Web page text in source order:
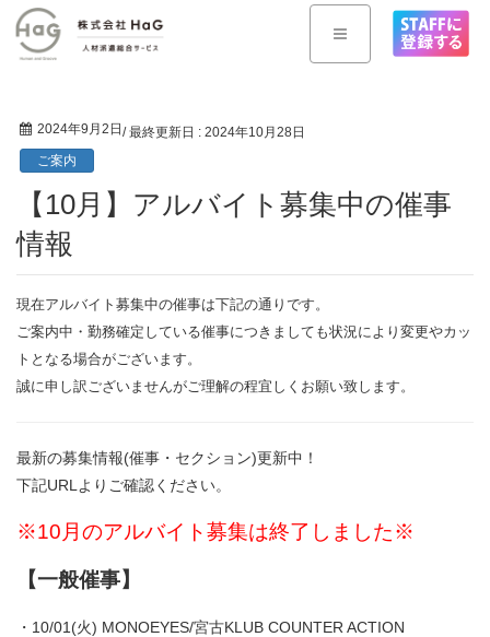
2024年9月2日 / 最終更新日 : 2024年10月28日
ご案内
【10月】アルバイト募集中の催事
情報
現在アルバイト募集中の催事は下記の通りです。
ご案内中・勤務確定している催事につきましても状況により変更やカッ
トとなる場合がございます。
誠に申し訳ございませんがご理解の程宜しくお願い致します。
最新の募集情報(催事・セクション)更新中！
下記URLよりご確認ください。
※10月のアルバイト募集は終了しました※
【一般催事】
・10/01(火) MONOEYES/宮古KLUB COUNTER ACTION